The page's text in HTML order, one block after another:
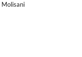
Molisani